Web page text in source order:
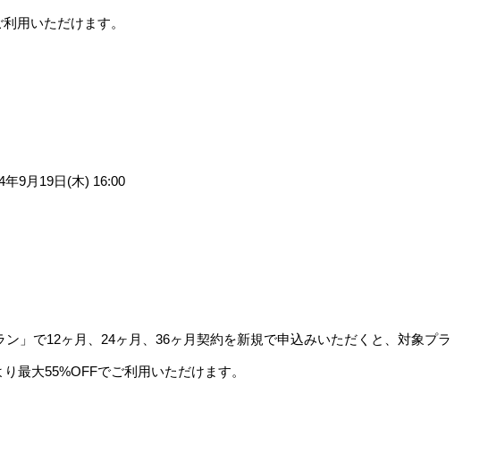
用いただけます。
年9月19日(木) 16:00
」で12ヶ月、24ヶ月、36ヶ月契約を新規で申込みいただくと、対象プラ
最大55%OFFでご利用いただけます。